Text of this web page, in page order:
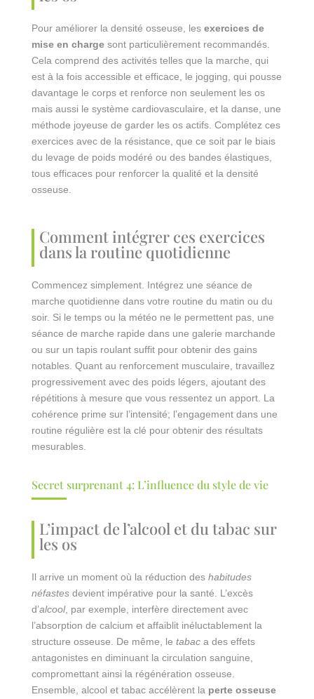
Pour améliorer la densité osseuse, les exercices de
mise en chargesont particulièrement recommandés.
Cela comprend des activités telles que la marche, qui
est à la fois accessible et efficace, le jogging, qui pousse
davantage le corps et renforce non seulement les os
mais aussi le système cardiovasculaire, et la danse, une
méthode joyeuse de garder les os actifs. Complétez ces
exercices avec de la résistance, que ce soit par le biais
du levage de poids modéré ou des bandes élastiques,
tous efficaces pour renforcer la qualité et la densité
osseuse.
Comment intégrer ces exercices
dans la routine quotidienne
Commencez simplement. Intégrez une séance de
marche quotidienne dans votre routine du matin ou du
soir. Si le temps ou la météo ne le permettent pas, une
séance de marche rapide dans une galerie marchande
ou sur un tapis roulant suffit pour obtenir des gains
notables. Quant au renforcement musculaire, travaillez
progressivement avec des poids légers, ajoutant des
répétitions à mesure que vous ressentez un apport. La
cohérence prime sur l’intensité; l’engagement dans une
routine régulière est la clé pour obtenir des résultats
mesurables.
Secret surprenant 4: L’influence du style de vie
L’impact de l’alcool et du tabac sur
les os
Il arrive un moment où la réduction des habitudes
néfastesdevient impérative pour la santé. L’excès
d’alcool, par exemple, interfère directement avec
l’absorption de calcium et affaiblit inéluctablement la
structure osseuse. De même, le tabaca des effets
antagonistes en diminuant la circulation sanguine,
compromettant ainsi la régénération osseuse.
Ensemble, alcool et tabac accélèrent la perte osseuse